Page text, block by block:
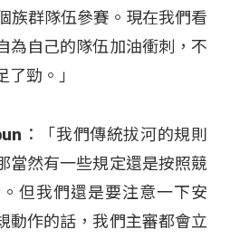
族群隊伍參賽。現在我們看
為自己的隊伍加油衝刺，不
勁。」
：「我們傳統拔河的規則
當然有一些規定還是按照競
但我們還是要注意一下安
動作的話，我們主審都會立